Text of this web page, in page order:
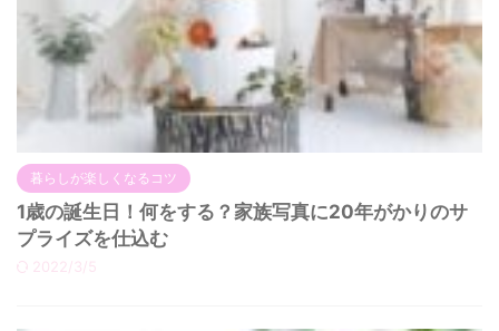
暮らしが楽しくなるコツ
1歳の誕生日！何をする？家族写真に20年がかりのサ
プライズを仕込む
2022/3/5